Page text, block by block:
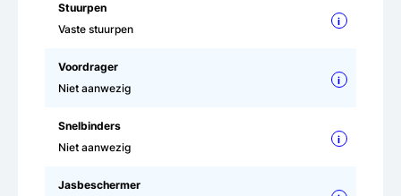
Stuurpen
Vaste stuurpen
i
Voordrager
Niet aanwezig
i
Snelbinders
Niet aanwezig
i
Jasbeschermer